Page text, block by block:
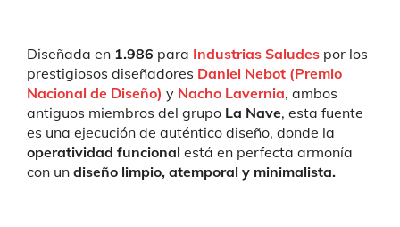
Diseñada en 1.986 para Industrias Saludes por los
prestigiosos diseñadores Daniel Nebot (Premio
Nacional de Diseño) y Nacho Lavernia, ambos
antiguos miembros del grupo La Nave, esta fuente
es una ejecución de auténtico diseño, donde la
operatividad funcional está en perfecta armonía
con un diseño limpio, atemporal y minimalista.